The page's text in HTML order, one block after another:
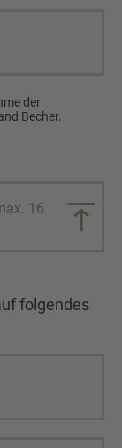
der
Becher.
16
folgendes